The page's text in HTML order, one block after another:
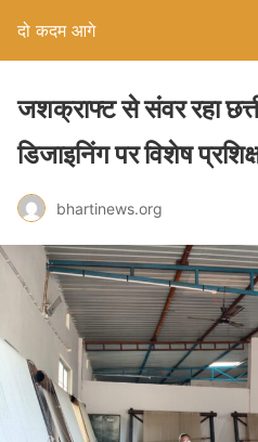
दो कदम आगे
जशक्राफ्ट से संवर रहा
डिजाइनिंग पर विशेष
bhartinews.org